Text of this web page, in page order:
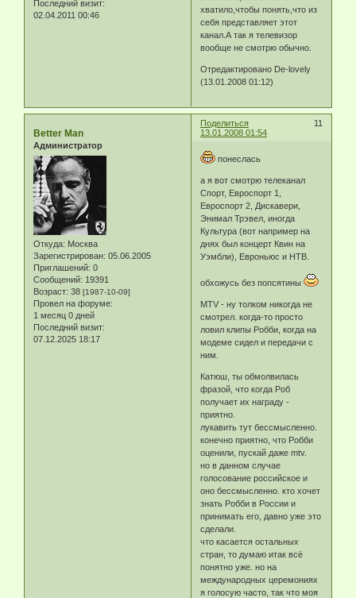
Последний визит:
02.04.2011 00:46
хватило,чтобы понять,что из
себя представляет этот
канал.А так я телевизор
вообще не смотрю обычно.
Отредактировано De-lovely
(13.01.2008 01:12)
Поделиться
11
13.01.2008 01:54
Better Man
Администратор
Откуда: Москва
Зарегистрирован: 05.06.2005
Приглашений: 0
Сообщений: 19391
Возраст: 38 [1987-10-09]
Провел на форуме:
1 месяц 0 дней
Последний визит:
07.12.2025 18:17
понеслась
а я вот смотрю телеканал
Спорт, Евроспорт 1,
Евроспорт 2, Дискавери,
Энимал Трэвел, иногда
Культура (вот например на
днях был концерт Квин на
Уэмбли), Евроньюс и НТВ.
обхожусь без попсятины
MTV - ну толком никогда не
смотрел. когда-то просто
ловил клипы Робби, когда на
модеме сидел и передачи с
ним.
Катюш, ты обмолвилась
фразой, что когда Роб
получает их награду -
приятно.
лукавить тут бессмысленно.
конечно приятно, что Робби
оценили, пускай даже mtv.
но в данном случае
голосование российское и
оно бессмысленно. кто хочет
знать Робби в России и
принимать его, давно уже это
сделали.
что касается остальных
стран, то думаю итак всё
понятно уже. но на
международных церемониях
я голосую часто, так что моя